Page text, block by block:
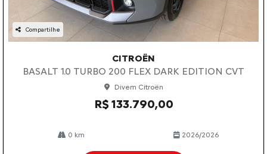
Compartilhe
CITROËN
BASALT 1.0 TURBO 200 FLEX DARK EDITION CVT
Divem Citroën
R$ 133.790,00
0 km 2026/2026